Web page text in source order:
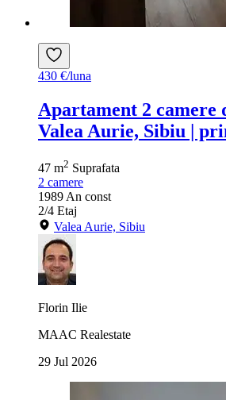
430 €/luna
Apartament 2 camere
Valea Aurie, Sibiu |
47 m2 Suprafata
2 camere
1989 An const
2/4 Etaj
Valea Aurie, Sibiu
Florin Ilie
MAAC Realestate
29 Jul 2026